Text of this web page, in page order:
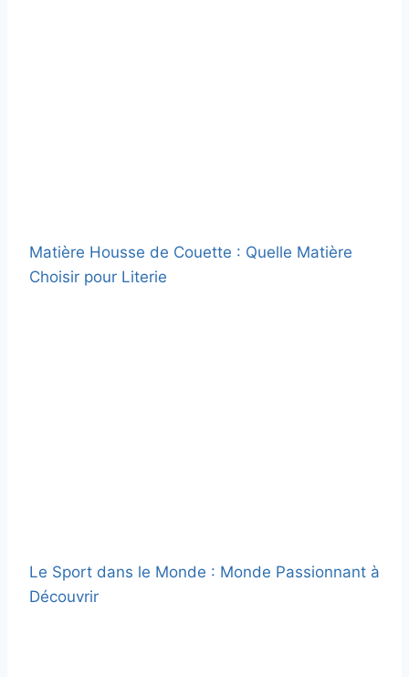
Matière Housse de Couette : Quelle Matière
Choisir pour Literie
Le Sport dans le Monde : Monde Passionnant à
Découvrir